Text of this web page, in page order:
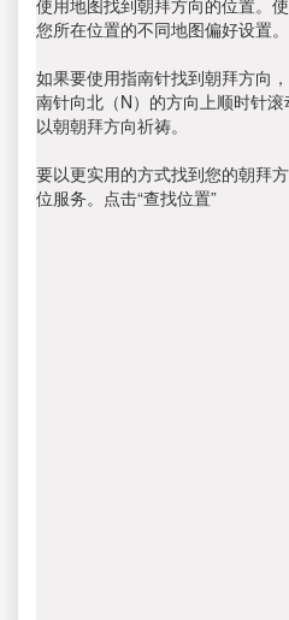
使用地图找到朝拜方向的位置。
您所在位置的不同地图偏好设置。
如果要使用指南针找到朝拜方向
南针向北（N）的方向上顺时针
以朝朝拜方向祈祷。
要以更实用的方式找到您的朝拜
位服务。点击“查找位置”